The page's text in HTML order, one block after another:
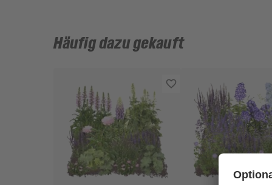
Häufig dazu gekauft